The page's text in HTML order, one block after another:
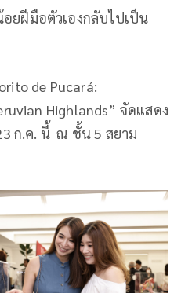
ยฝีมือตัวเองกลับไปเป็น
de Pucará:
Highlands” จัดแสดง
ก.ค. นี้ ณ ชั้น 5 สยาม